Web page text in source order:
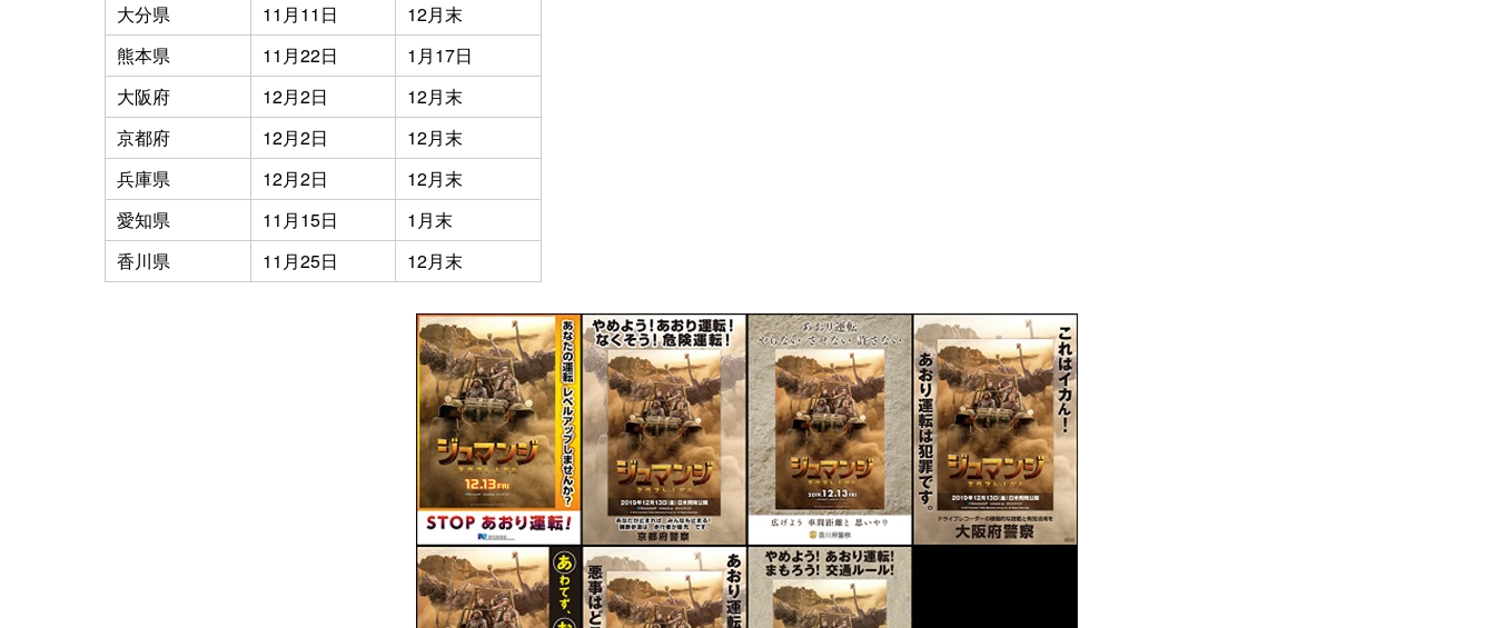
大分県
11月11日
12月末
熊本県
11月22日
1月17日
大阪府
12月2日
12月末
京都府
12月2日
12月末
兵庫県
12月2日
12月末
愛知県
11月15日
1月末
香川県
11月25日 12月末